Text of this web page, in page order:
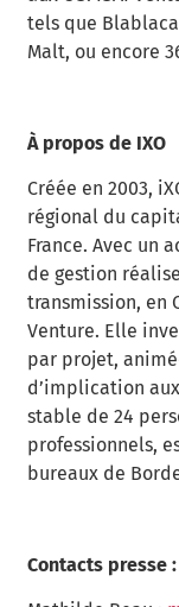
tels que
Malt, ou encore
À propos de IXO
Créée en 2003,
régional du
France. Avec un
de gestion
transmission, en
Venture. Elle
par projet,
d’implication
stable de 24
professionnels,
bureaux de
Contacts presse